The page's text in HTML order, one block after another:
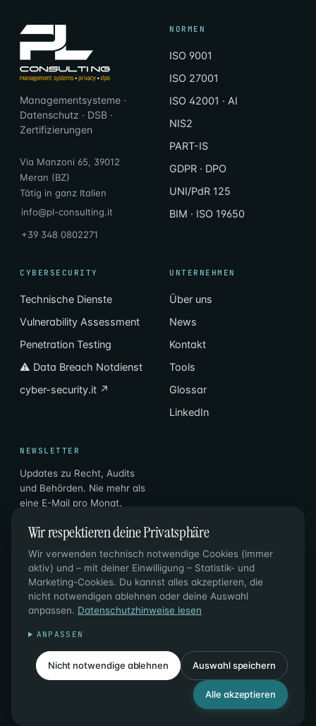
Managementsysteme ·
Datenschutz · DSB ·
Zertifizierungen
Via Manzoni 65, 39012
Meran (BZ)
Tätig in ganz Italien
info@pl-consulting.it
+39 348 0802271
NORMEN
ISO 9001
ISO 27001
ISO 42001 · AI
NIS2
PART-IS
GDPR · DPO
UNI/PdR 125
BIM · ISO 19650
CYBERSECURITY
Technische Dienste
Vulnerability Assessment
Penetration Testing
⚠ Data Breach Notdienst
cyber-security.it ↗
UNTERNEHMEN
Über uns
News
Kontakt
Tools
Glossar
LinkedIn
NEWSLETTER
Updates zu Recht, Audits
und Behörden. Nie mehr als
eine E-Mail pro Monat.
Email Abonnieren→
DATENSCHUTZ
·
COOKIES VERWALTEN
Wir respektieren deine Privatsphäre
Wir verwenden technisch notwendige Cookies (immer
aktiv) und – mit deiner Einwilligung – Statistik- und
Marketing-Cookies. Du kannst alles akzeptieren, die
nicht notwendigen ablehnen oder deine Auswahl
anpassen. Datenschutzhinweise lesen
ANPASSEN
Nicht notwendige ablehnen Auswahl speichern
Alle akzeptieren